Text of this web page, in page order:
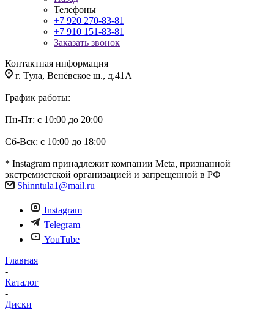
Телефоны
+7 920 270-83-81
+7 910 151-83-81
Заказать звонок
Контактная информация
г. Тула, Венёвское ш., д.41А
График работы:
Пн-Пт: с 10:00 до 20:00
Сб-Вск: с 10:00 до 18:00
* Instagram принадлежит компании Meta, признанной
экстремистской организацией и запрещенной в РФ
Shinntula1@mail.ru
Instagram
Telegram
YouTube
Главная
-
Каталог
-
Диски